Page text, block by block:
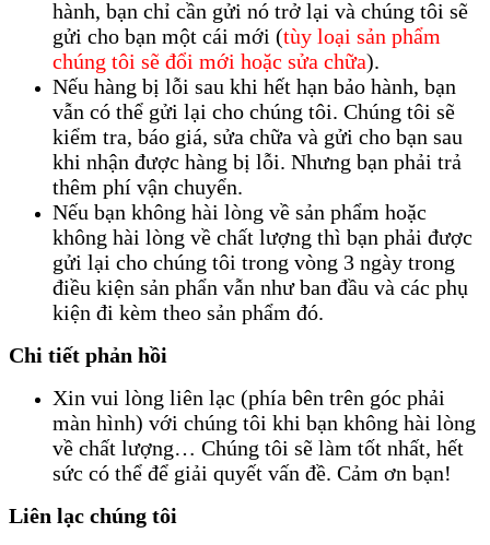
hành, bạn chỉ cần gửi nó trở lại và chúng tôi sẽ
gửi cho bạn một cái mới (tùy loại sản phẩm
chúng tôi sẽ đổi mới hoặc sửa chữa).
Nếu hàng bị lỗi sau khi hết hạn bảo hành, bạn
vẫn có thể gửi lại cho chúng tôi. Chúng tôi sẽ
kiểm tra, báo giá, sửa chữa và gửi cho bạn sau
khi nhận được hàng bị lỗi. Nhưng bạn phải trả
thêm phí vận chuyển.
Nếu bạn không hài lòng về sản phẩm hoặc
không hài lòng về chất lượng thì bạn phải được
gửi lại cho chúng tôi trong vòng 3 ngày trong
điều kiện sản phẩn vẫn như ban đầu và các phụ
kiện đi kèm theo sản phẩm đó.
Chi tiết phản hồi
Xin vui lòng liên lạc (phía bên trên góc phải
màn hình) với chúng tôi khi bạn không hài lòng
về chất lượng… Chúng tôi sẽ làm tốt nhất, hết
sức có thể để giải quyết vấn đề. Cảm ơn bạn!
Liên lạc chúng tôi